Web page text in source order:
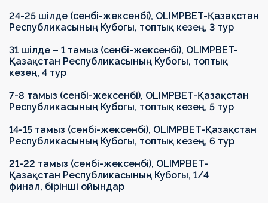
24-25 шілде (сенбі-жексенбі), OLIMPBET-Қазақстан
Республикасының Кубогы, топтық кезең, 3 тур
31 шілде – 1 тамыз (сенбі-жексенбі), OLIMPBET-
Қазақстан Республикасының Кубогы, топтық
кезең, 4 тур
7-8 тамыз (сенбі-жексенбі), OLIMPBET-Қазақстан
Республикасының Кубогы, топтық кезең, 5 тур
14-15 тамыз (сенбі-жексенбі), OLIMPBET-Қазақстан
Республикасының Кубогы, топтық кезең, 6 тур
21-22 тамыз (сенбі-жексенбі), OLIMPBET-
Қазақстан Республикасының Кубогы, 1/4
финал, бірінші ойындар